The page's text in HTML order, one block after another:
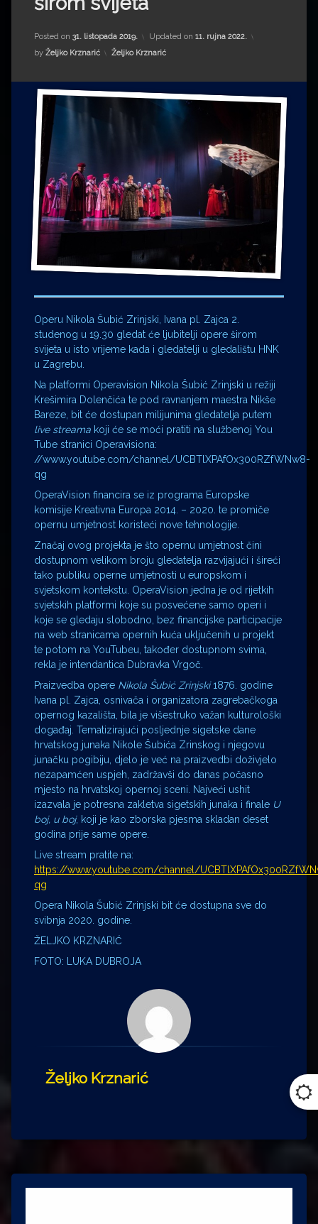
Impressum
Milenko Strižak
Drugi autori
Drugi autori
Ljiljana Lekanić-Kljaić
Željko Krznarić
Mario Lovreković
Miroslav Šantek
Posted on 31. listopada 2019. Updated on 11. rujna 2022.
by Željko Krznarić Kategorije:
Željko Krznarić
Operu Nikola Šubić Zrinjski, Ivana pl. Zajca 2.
studenog u 19.30 gledat će ljubitelji opere širom
svijeta u isto vrijeme kada i gledatelji u gledalištu HNK
u Zagrebu.
Na platformi Operavision Nikola Šubić Zrinjski u režiji
Krešimira Dolenčića te pod ravnanjem maestra Nikše
Bareze, bit će dostupan milijunima gledatelja putem
live streama koji će se moći pratiti na službenoj You
Tube stranici Operavisiona:
//www.youtube.com/channel/UCBTlXPAfOx300RZfWNw8-
qg
OperaVision financira se iz programa Europske
komisije Kreativna Europa 2014. – 2020. te promiče
opernu umjetnost koristeći nove tehnologije.
Značaj ovog projekta je što opernu umjetnost čini
dostupnom velikom broju gledatelja razvijajući i šireći
tako publiku operne umjetnosti u europskom i
svjetskom kontekstu. OperaVision jedna je od rijetkih
svjetskih platformi koje su posvećene samo operi i
koje se gledaju slobodno, bez financijske participacije
na web stranicama opernih kuća uključenih u projekt
te potom na YouTubeu, također dostupnom svima,
rekla je intendantica Dubravka Vrgoč.
Praizvedba opere Nikola Šubić Zrinjski1876. godine
Ivana pl. Zajca, osnivača i organizatora zagrebačkoga
opernog kazališta, bila je višestruko važan kulturološki
događaj. Tematizirajući posljednje sigetske dane
hrvatskog junaka Nikole Šubića Zrinskog i njegovu
junačku pogibiju, djelo je već na praizvedbi doživjelo
nezapamćen uspjeh, zadržavši do danas počasno
mjesto na hrvatskoj opernoj sceni. Najveći ushit
izazvala je potresna zakletva sigetskih junaka i finale U
boj, u boj, koji je kao zborska pjesma skladan deset
godina prije same opere.
Live stream pratite na:
https://www.youtube.com/channel/
qg
Opera Nikola Šubić Zrinjski bit će dostupna sve do
svibnja 2020. godine.
ŽELJKO KRZNARIĆ
FOTO: LUKA DUBROJA
Željko Krznarić